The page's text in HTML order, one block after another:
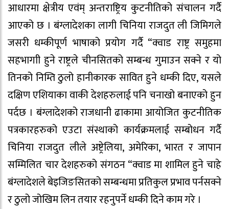
आधारमा क्षेत्रीय एवंम् अन्तराष्ट्रिय कुटनीतिको संचालन गर्दै
आएको छ । बंग्लादेशका लागी चिनिया राजदुत ली जिमिगले
जसरी धम्कीपूर्ण भाषाको प्रयोग गर्दै “क्वाड राष्ट्र समुहमा
सहभागाी हुने राष्ट्रले चीनसितको सम्बन्ध गुमाउन सक्ने र यो
तिनको निम्ति ठुलो हानीकारक सावित हुने धम्की दिए, यसले
दक्षिण एशियाका वाकी देशहरुलाई पनि चनाखो बनाएको हुन
पर्दछ । बंग्लादेशको राजधानी ढाकामा आयोजित कुटनीतिक
पत्रकारहरुको एउटा संस्थाको कार्यक्रमलाई सम्बोधन गर्दै
चिनिया राजदुत लीले अष्ट्रेलिया, अमेरिका, भारत र जापान
सम्मिलित चार देशहरुको संगठन “क्वाड मा शामिल हुने चाहे
बंग्लादेशले बेइजिङसितको सम्बन्धमा प्रतिकुल प्रभाव पर्नसक्ने
र ठुलो जोखिम लिन तयार रहनुपर्ने धम्की दिने काम गरे ।